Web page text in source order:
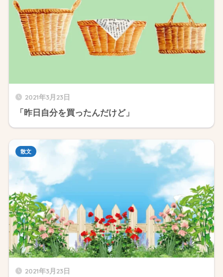
2021年3月23日
「昨日自分を買ったんだけど」
2021年3月23日
散文